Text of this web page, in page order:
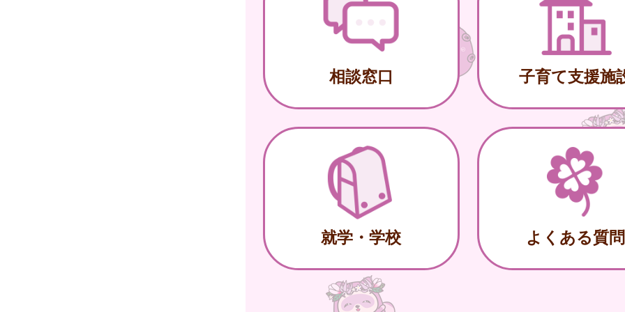
相談窓口 子育て支援施
就学・学校 よくある質問